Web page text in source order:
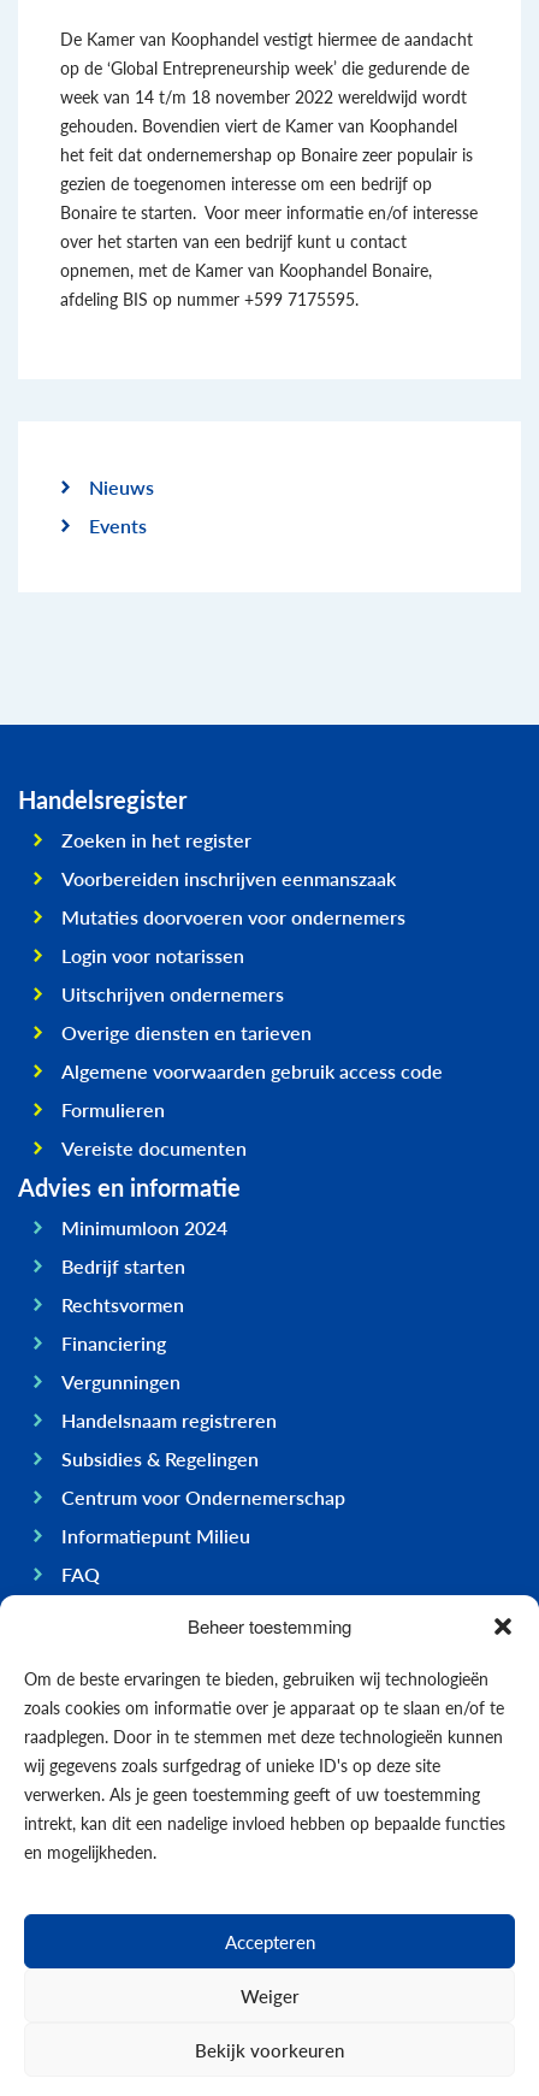
Beheer toestemming
Om de beste ervaringen te bieden, gebruiken wij technologieën
zoals cookies om informatie over je apparaat op te slaan en/of te
raadplegen. Door in te stemmen met deze technologieën kunnen
wij gegevens zoals surfgedrag of unieke ID's op deze site
verwerken. Als je geen toestemming geeft of uw toestemming
intrekt, kan dit een nadelige invloed hebben op bepaalde functies
en mogelijkheden.
Accepteren
Weiger
Bekijk voorkeuren
De Kamer van Koophandel vestigt hiermee de aandacht
op de ‘Global Entrepreneurship week’ die gedurende de
week van 14 t/m 18 november 2022 wereldwijd wordt
gehouden. Bovendien viert de Kamer van Koophandel
het feit dat ondernemershap op Bonaire zeer populair is
gezien de toegenomen interesse om een bedrijf op
Bonaire te starten. Voor meer informatie en/of interesse
over het starten van een bedrijf kunt u contact
opnemen, met de Kamer van Koophandel Bonaire,
afdeling BIS op nummer +599 7175595.
Nieuws
Events
Handelsregister
Zoeken in het register
Voorbereiden inschrijven eenmanszaak
Mutaties doorvoeren voor ondernemers
Login voor notarissen
Uitschrijven ondernemers
Overige diensten en tarieven
Algemene voorwaarden gebruik access code
Formulieren
Vereiste documenten
Advies en informatie
Minimumloon 2024
Bedrijf starten
Rechtsvormen
Financiering
Vergunningen
Handelsnaam registreren
Subsidies & Regelingen
Centrum voor Ondernemerschap
Informatiepunt Milieu
FAQ
Ondernemen op Bonaire
Economie
Regering
Infrastructuur
Algemeen
Contact opnemen
Events